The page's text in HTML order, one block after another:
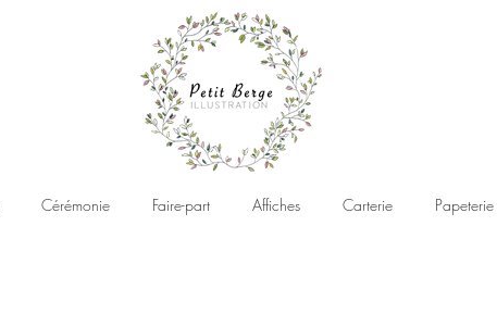
Cérémonie Faire-part Affiches Carterie Papeterie